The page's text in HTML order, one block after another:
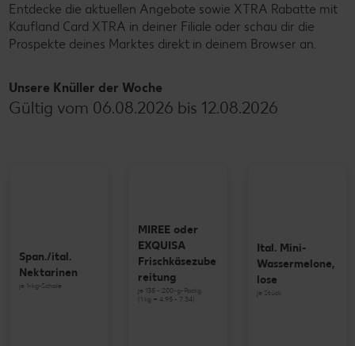
Entdecke die aktuellen Angebote sowie XTRA Rabatte mit
Kaufland Card XTRA in deiner Filiale oder schau dir die
Prospekte deines Marktes direkt in deinem Browser an.
Unsere Knüller der Woche
Gültig vom 06.08.2026 bis 12.08.2026
Span./ital.
Nektarinen
je 1-kg-Schale
MIREE oder
EXQUISA
Frischkäsezube
reitung
je 135 - 200-g-Packg.
(1 kg = 4.95 - 7.34)
Ital. Mini-
Wassermelone,
lose
je Stück